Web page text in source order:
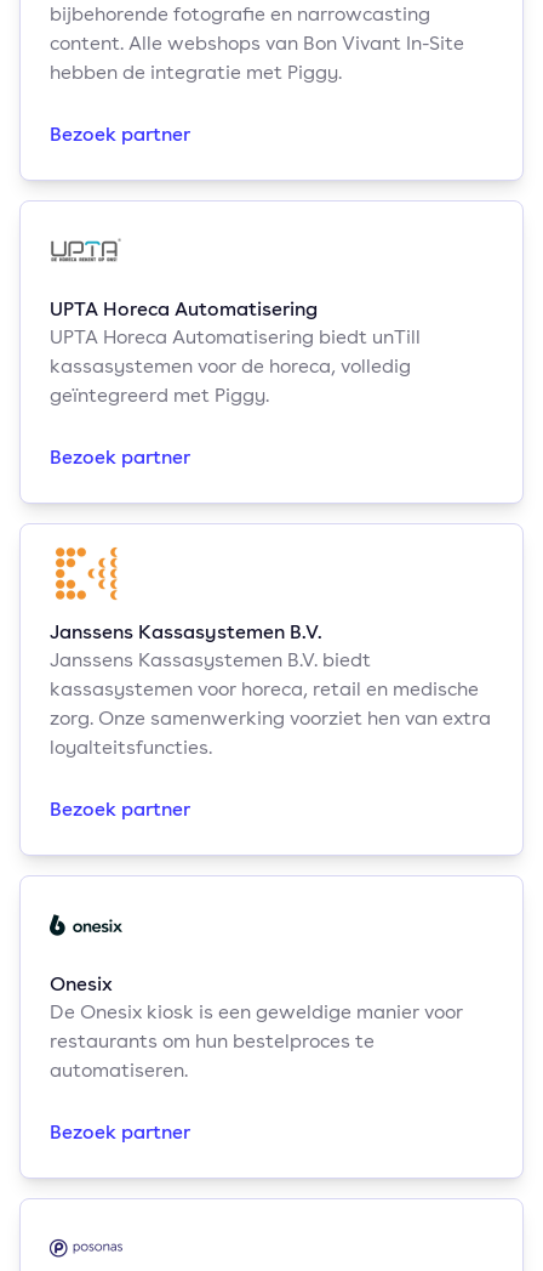
bijbehorende fotografie en narrowcasting
content. Alle webshops van Bon Vivant In-Site
hebben de integratie met Piggy.
Bezoek partner
UPTA Horeca Automatisering
UPTA Horeca Automatisering biedt unTill
kassasystemen voor de horeca, volledig
geïntegreerd met Piggy.
Bezoek partner
Janssens Kassasystemen B.V.
Janssens Kassasystemen B.V. biedt
kassasystemen voor horeca, retail en medische
zorg. Onze samenwerking voorziet hen van extra
loyalteitsfuncties.
Bezoek partner
Onesix
De Onesix kiosk is een geweldige manier voor
restaurants om hun bestelproces te
automatiseren.
Bezoek partner